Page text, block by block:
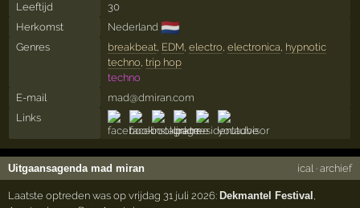
Leeftijd
30
Herkomst
Nederland 🇳🇱
Genres breakbeat, EDM, electro, electronica, hypnotic
techno, trip hop
techno
E-mail
mad@dmiran.com
Links
Uitgaansagenda mad miran ical· archief
Laatste optreden was op vrijdag 31 juli 2026: Dekmantel Festival ,